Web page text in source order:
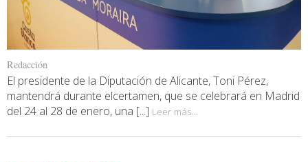
Redacción
El presidente de la Diputación de Alicante, Toni Pérez,
mantendrá durante elcertamen, que se celebrará en Madrid
del 24 al 28 de enero, una [...] Leer más...